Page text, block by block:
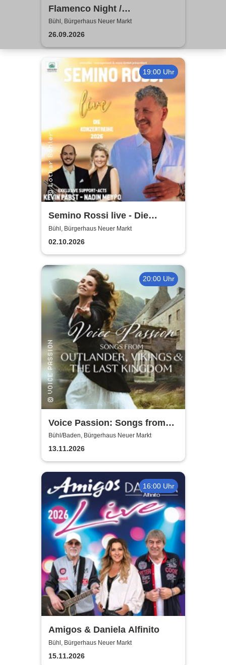
Flamenco Night /
Flamencomanía Tour 26/27 -
Deutschlands größte
Flamenco-Tournee
Bühl, Bürgerhaus Neuer Markt
26.09.2026
19:00 Uhr
Semino Rossi live - Die
Konzertreihe 2026
Bühl, Bürgerhaus Neuer Markt
02.10.2026
20:00 Uhr
Voice Passion: Songs from
Outlander, Vikings & The Last
Kingdom
Bühl/Baden, Bürgerhaus Neuer Markt
13.11.2026
16:00 Uhr
Amigos & Daniela Alfinito
Bühl, Bürgerhaus Neuer Markt
15.11.2026